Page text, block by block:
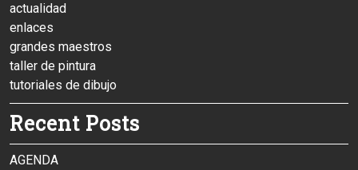
actualidad
enlaces
grandes maestros
taller de pintura
tutoriales de dibujo
Recent Posts
AGENDA